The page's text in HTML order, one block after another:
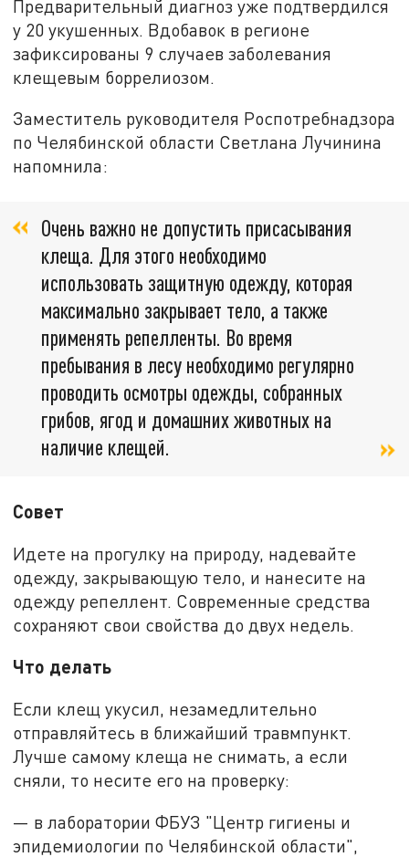
Предварительный диагноз уже подтвердился
у 20 укушенных. Вдобавок в регионе
зафиксированы 9 случаев заболевания
клещевым боррелиозом.
Заместитель руководителя Роспотребнадзора
по Челябинской области Светлана Лучинина
напомнила:
Очень важно не допустить присасывания
клеща. Для этого необходимо
использовать защитную одежду, которая
максимально закрывает тело, а также
применять репелленты. Во время
пребывания в лесу необходимо регулярно
проводить осмотры одежды, собранных
грибов, ягод и домашних животных на
наличие клещей.
Совет
Идете на прогулку на природу, надевайте
одежду, закрывающую тело, и нанесите на
одежду репеллент. Современные средства
сохраняют свои свойства до двух недель.
Что делать
Если клещ укусил, незамедлительно
отправляйтесь в ближайший травмпункт.
Лучше самому клеща не снимать, а если
сняли, то несите его на проверку:
— в лаборатории ФБУЗ "Центр гигиены и
эпидемиологии по Челябинской области",